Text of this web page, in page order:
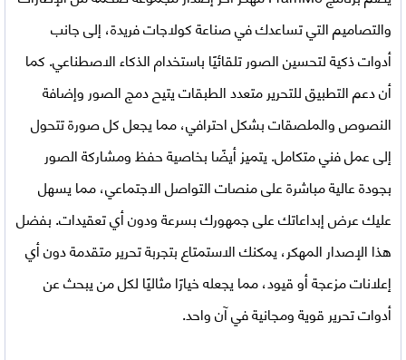
والتصاميم التي تساعدك في صناعة كولاجات فريدة، إلى جانب
أدوات ذكية لتحسين الصور تلقائيًا باستخدام الذكاء الاصطناعي. كما
أن دعم التطبيق للتحرير متعدد الطبقات يتيح دمج الصور وإضافة
النصوص والملصقات بشكل احترافي، مما يجعل كل صورة تتحول
إلى عمل فني متكامل. يتميز أيضًا بخاصية حفظ ومشاركة الصور
بجودة عالية مباشرة على منصات التواصل الاجتماعي، مما يسهل
عليك عرض إبداعاتك على جمهورك بسرعة ودون أي تعقيدات. بفضل
هذا الإصدار المهكر، يمكنك الاستمتاع بتجربة تحرير متقدمة دون أي
إعلانات مزعجة أو قيود، مما يجعله خيارًا مثاليًا لكل من يبحث عن
أدوات تحرير قوية ومجانية في آن واحد.